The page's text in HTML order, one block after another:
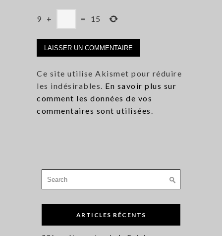
9 + = 15
Ce site utilise Akismet pour réduire
les indésirables. En savoir plus sur
comment les données de vos
commentaires sont utilisées .
for:
ARTICLES RÉCENTS